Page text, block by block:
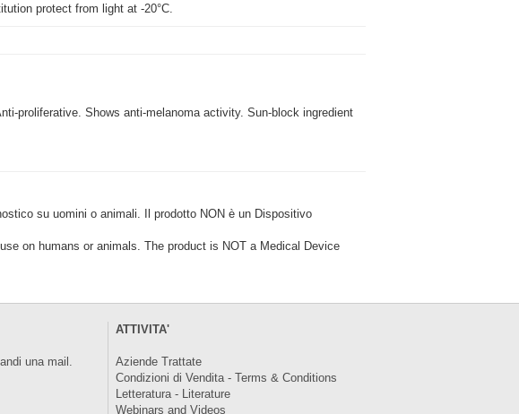
protect from light at -20°C.
proliferative. Shows anti-melanoma activity. Sun-block ingredient
su uomini o animali. Il prodotto NON è un Dispositivo
on humans or animals. The product is NOT a Medical Device
una mail.
ATTIVITA'
Aziende Trattate
Condizioni di Vendita - Terms & Conditions
Letteratura - Literature
Webinars and Videos